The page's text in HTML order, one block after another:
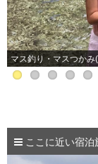
マス釣り・マスつかみ
ここに近い宿泊